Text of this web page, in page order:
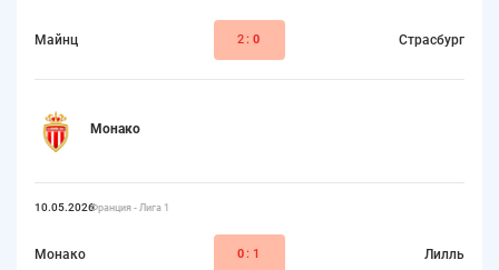
Майнц 2: 0 Страсбург
Монако
10.05.2026Франция - Лига 1
Монако 0:1 Лилль